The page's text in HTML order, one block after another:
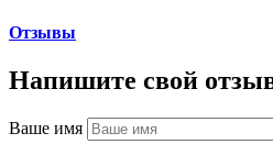
Отзывы
Напишите свой
Ваше имя